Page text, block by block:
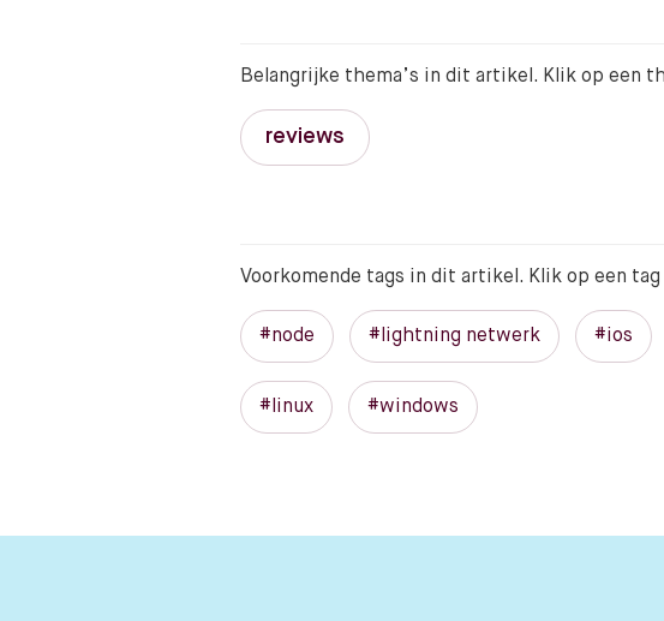
Belangrijke thema’s in dit artikel. Klik op een
reviews
Voorkomende tags in dit artikel. Klik op een
#node #lightning netwerk #ios
#linux #windows